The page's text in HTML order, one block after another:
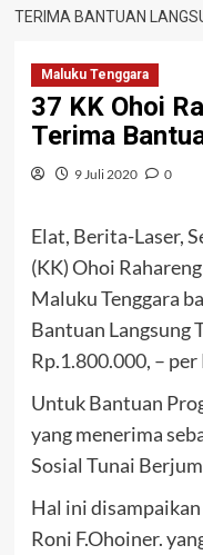
TERIMA BANTUAN
Maluku Tenggara
37 KK Ohoi
Terima
9 Juli 2020 0
Elat, Berita-Laser,
(KK) Ohoi
Maluku Tenggara
Bantuan Langsung
Rp.1.800.000, – per
Untuk Bantuan
yang menerima
Sosial Tunai
Hal ini
Roni F.Ohoiner.